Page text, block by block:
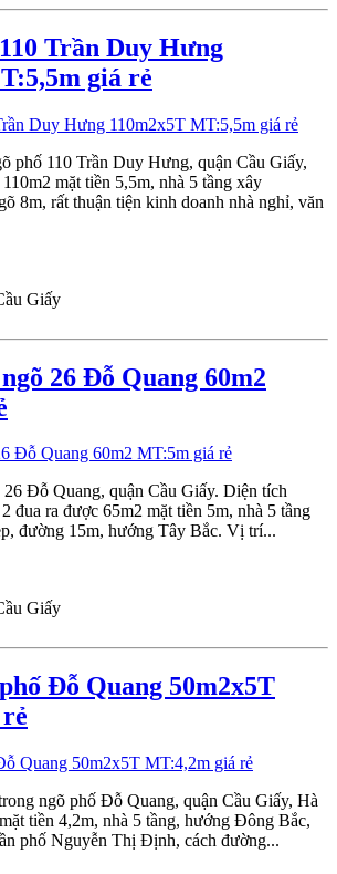
Trần Duy Hưng
giá rẻ
phố 110 Trần Duy Hưng, quận Cầu Giấy,
mặt tiền 5,5m, nhà 5 tầng xây
8m, rất thuận tiện kinh doanh nhà nghỉ, văn
Giấy
26 Đỗ Quang 60m2
26 Đỗ Quang, quận Ϲầu Giấy. Diện tích
đua ra được 65m2 mặt tiền 5m, nhà 5 tầng
đường 15m, hướng Tây Bắc. Vị trí...
Giấy
Đỗ Quang 50m2x5T
ngõ phố Đỗ Quang, quận Cầu Giấy, Hà
tiền 4,2m, nhà 5 tầng, hướng Đông Bắc,
phố Nguyễn Thị Định, cách đường...